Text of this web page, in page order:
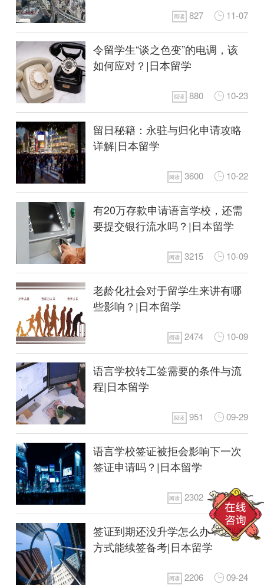
阅读 827 11-07
令留学生“谈之色变”的电调，该
如何应对？|日本留学
阅读 880 10-23
留日秘籍：永驻与归化申请攻略
详解|日本留学
阅读 3600 10-22
有20万存款申请语言学校，还需
要提交银行流水吗？|日本留学
阅读 3215 10-09
老龄化社会对于留学生来讲有哪
些影响？|日本留学
阅读 2474 10-09
语言学校转工签需要的条件与流
程|日本留学
阅读 951 09-29
语言学校签证被拒会影响下一次
签证申请吗？|日本留学
阅读 2302 09-26
签证到期还没升学怎么办？这些
方式能续签备考|日本留学
阅读 2206 09-24